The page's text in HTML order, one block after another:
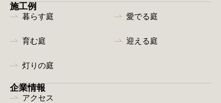
施工例
暮らす庭 愛でる庭
育む庭 迎える庭
灯りの庭
企業情報
アクセス